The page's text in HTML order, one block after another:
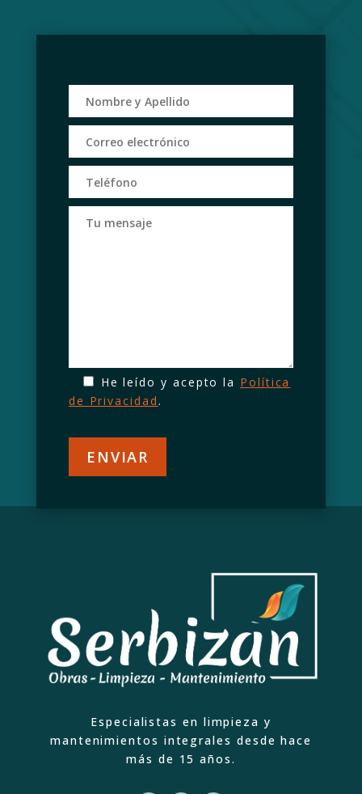
He leído y acepto la Política
de Privacidad .
Especialistas en limpieza y
mantenimientos integrales desde hace
más de 15 años.